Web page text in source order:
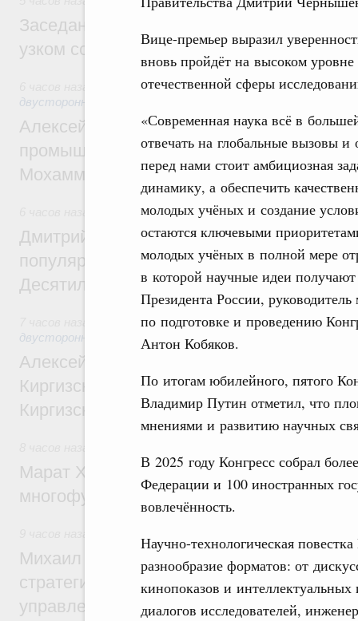
Вице-премьер выразил
вновь пройдёт на высоком
отечественной сферы
«Современная наука всё в
отвечать на глобальные вызовы и
перед нами стоит амбициозная
динамику, а обеспечить
молодых учёных и создание
остаются ключевыми
молодых учёных в полной мере
в которой научные идеи
Президента России,
по подготовке и проведению
Антон Кобяков.
По итогам юбилейного, пятого
Владимир Путин отметил, что
мнениями и развитию научных
В 2025 году Конгресс собрал
Федерации и 100 иностранных
вовлечённость.
Научно-технологическая
разнообразие форматов: от
кинопоказов и
диалогов исследователей,
Заседание Евразийского
узком составе
Экономические отношения с зарубежными
двусторонней основе
Алексей Оверчук провёл рабочую
промышленности, недропользования и
Мохаммадом Атабаком
Внутренний и въездной туризм
Дмитрий Чернышенко: Порядка 110
популярного туризма в 35 регионах
Десятилетия науки и технологий
Экономические и гуманитарные
двусторонней основе
Алексей Оверчук принял участие в
Киргизского экономического форума и
Киргизской межрегиональной
Марат Хуснуллин: На двух скоростных
многофункциональные зоны дорожного
Михаил Мишустин дал поручения по
стратегической сессии о
управления научно-технологическим